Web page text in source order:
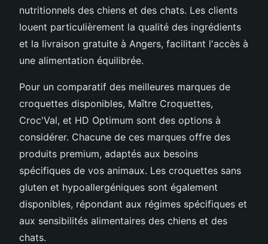
nutritionnels des chiens et des chats. Les clients
louent particulièrement la qualité des ingrédients
et la livraison gratuite à Angers, facilitant l'accès à
une alimentation équilibrée.
Pour un comparatif des meilleures marques de
croquettes disponibles, Maître Croquettes,
Croc'Val, et HD Optimum sont des options à
considérer. Chacune de ces marques offre des
produits premium, adaptés aux besoins
spécifiques de vos animaux. Les croquettes sans
gluten et hypoallergéniques sont également
disponibles, répondant aux régimes spécifiques et
aux sensibilités alimentaires des chiens et des
chats.